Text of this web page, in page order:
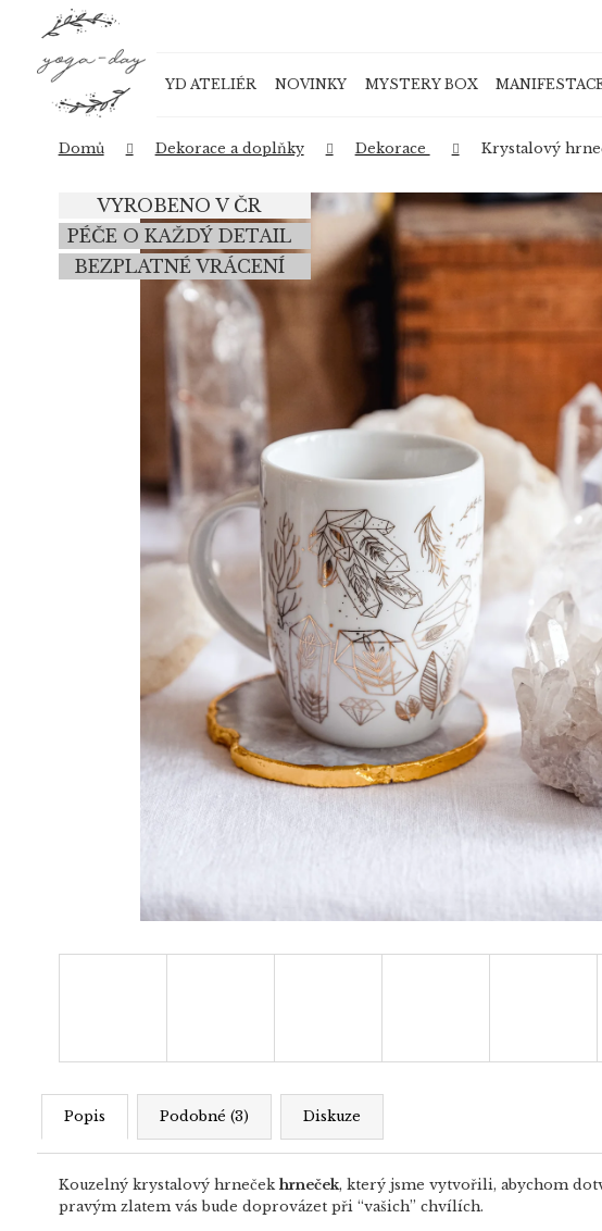
YD ATELIÉR
NOVINKY MYSTERY BOX
Domů Dekorace a doplňky Dekorace Krystalový
VYROBENO V ČR
PÉČE O KAŽDÝ DETAIL
BEZPLATNÉ VRÁCENÍ
Popis Podobné (3) Diskuze
Kouzelný krystalový hrneček hrneček, který jsme vytvořili, abychom
pravým zlatem vás bude doprovázet při “vašich” chvílích.
Zpět
do
obchodu
Zpět
do
obchodu
Co